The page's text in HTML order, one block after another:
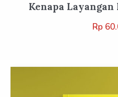
Kenapa
Rp